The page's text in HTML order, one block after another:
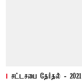
சட்டசபை தேர்தல் - 2021